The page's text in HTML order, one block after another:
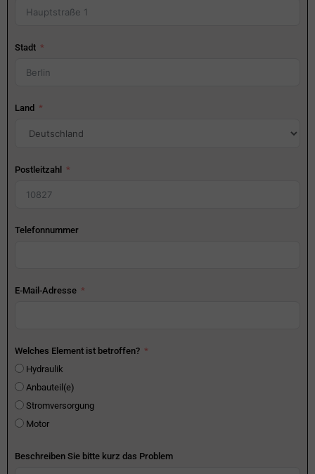
Stadt
Land
Postleitzahl
Telefonnummer
E-Mail-Adresse
Welches Element ist betroffen?
Hydraulik
Anbauteil(e)
Stromversorgung
Motor
Beschreiben Sie bitte kurz das Problem